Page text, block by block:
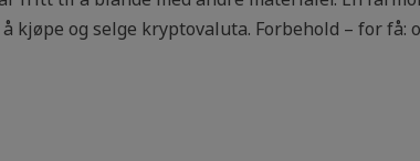
kjøpe og selge kryptovaluta. Forbehold – for få: